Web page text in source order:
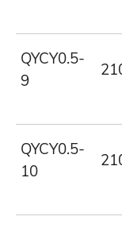
QYCY0.5-
9
QYCY0.5-
10